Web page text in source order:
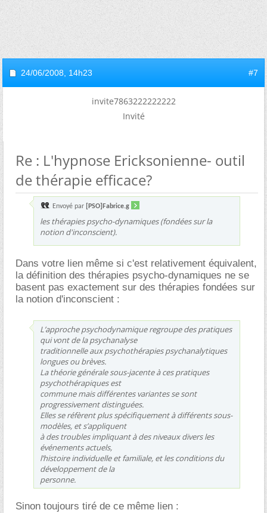
24/06/2008, 14h23 #7
invite7863222222222
Invité
Re : L'hypnose Ericksonienne- outil
de thérapie efficace?
Envoyé par [PSO]Fabrice.g
les thérapies psycho-dynamiques (fondées sur la
notion d'inconscient).
Dans votre lien même si c'est relativement équivalent,
la définition des thérapies psycho-dynamiques ne se
basent pas exactement sur des thérapies fondées sur
la notion d'inconscient :
L’approche psychodynamique regroupe des pratiques
qui vont de la psychanalyse
traditionnelle aux psychothérapies psychanalytiques
longues ou brèves.
La théorie générale sous-jacente à ces pratiques
psychothérapiques est
commune mais différentes variantes se sont
progressivement distinguées.
Elles se réfèrent plus spécifiquement à différents sous-
modèles, et s’appliquent
à des troubles impliquant à des niveaux divers les
événements actuels,
l’histoire individuelle et familiale, et les conditions du
développement de la
personne.
Sinon toujours tiré de ce même lien :